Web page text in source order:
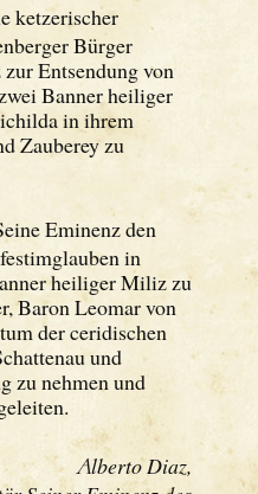
ketzerischer
Bürger
Entsendung von
Banner heiliger
in ihrem
Zauberey zu
Eminenz den
in
heiliger Miliz zu
Baron Leomar von
der ceridischen
und
zu nehmen und
Alberto Diaz,